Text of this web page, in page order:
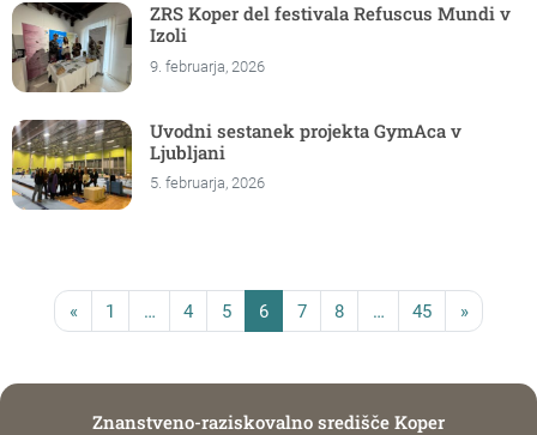
ZRS Koper del festivala Refuscus Mundi v
Izoli
9. februarja, 2026
Uvodni sestanek projekta GymAca v
Ljubljani
5. februarja, 2026
« 1 … 4 5 6 7 8 … 45 »
Znanstveno-raziskovalno središče Koper